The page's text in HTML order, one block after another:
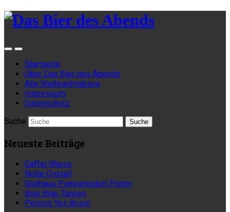
Startseite
Über Das Bier des Abends
Alle Weihnachtsbiere
Impressum
Datenschutz
Suche
Neueste Beiträge
Gaffel Wiess
Nolte Cristall
Gruthaus Pumpernickel Porter
Boje Bräu Tünnes
Pelicon Yes Boss!